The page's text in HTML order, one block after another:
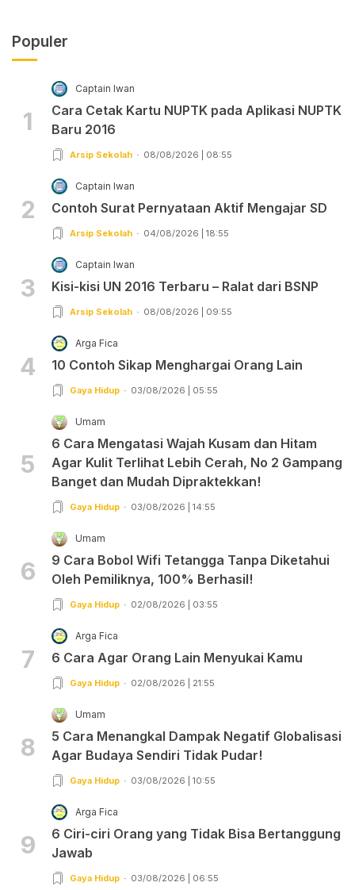
Populer
1
Captain Iwan
Cara Cetak Kartu NUPTK pada Aplikasi NUPTK
Baru 2016
Arsip Sekolah 08/08/2026 | 08:55
2
Captain Iwan
Contoh Surat Pernyataan Aktif Mengajar SD
Arsip Sekolah 04/08/2026 | 18:55
3
Captain Iwan
Kisi-kisi UN 2016 Terbaru – Ralat dari BSNP
Arsip Sekolah 08/08/2026 | 09:55
4
Arga Fica
10 Contoh Sikap Menghargai Orang Lain
Gaya Hidup 03/08/2026 | 05:55
5
Umam
6 Cara Mengatasi Wajah Kusam dan Hitam
Agar Kulit Terlihat Lebih Cerah, No 2 Gampang
Banget dan Mudah Dipraktekkan!
Gaya Hidup 03/08/2026 | 14:55
6
Umam
9 Cara Bobol Wifi Tetangga Tanpa Diketahui
Oleh Pemiliknya, 100% Berhasil!
Gaya Hidup 02/08/2026 | 03:55
7
Arga Fica
6 Cara Agar Orang Lain Menyukai Kamu
Gaya Hidup 02/08/2026 | 21:55
8
Umam
5 Cara Menangkal Dampak Negatif Globalisasi
Agar Budaya Sendiri Tidak Pudar!
Gaya Hidup 03/08/2026 | 10:55
9
Arga Fica
6 Ciri-ciri Orang yang Tidak Bisa Bertanggung
Jawab
Gaya Hidup 03/08/2026 | 06:55